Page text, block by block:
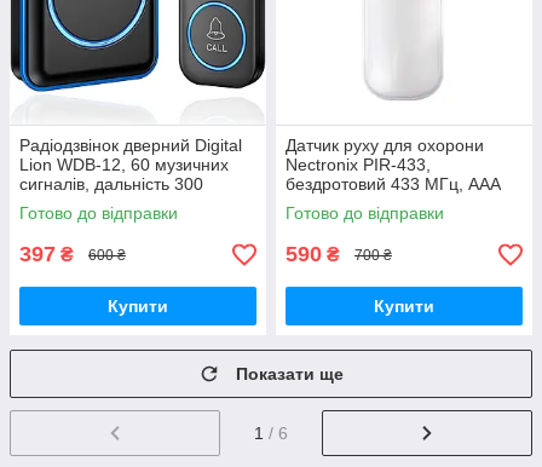
Радіодзвінок дверний Digital
Lion WDB-12, 60 музичних
сигналів, дальність 300
метрів, чорний GoodPlace -
worry-free-shopping-
Готово до відправки
397 ₴ 600 ₴
Купити
Датчик руху для охорони
Nectronix PIR-433,
бездротовий 433 МГц, ААА
елементи, 80 м GoodPlace -
worry-free-shopping-
Готово до відправки
590 ₴ 700 ₴
Купити
Показати ще
1 / 6